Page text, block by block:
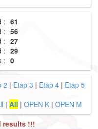
: 61
: 56
: 27
: 29
: 0
2 | Etap 3 | Etap 4 | Etap 5
| All | OPEN K | OPEN M
results !!!